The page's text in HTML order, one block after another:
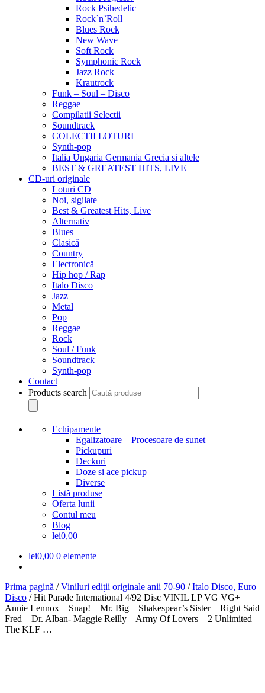
Rock Psihedelic
Rock`n`Roll
Blues Rock
New Wave
Soft Rock
Symphonic Rock
Jazz Rock
Krautrock
Funk – Soul – Disco
Reggae
Compilatii Selectii
Soundtrack
COLECTII LOTURI
Synth-pop
Italia Ungaria Germania Grecia si altele
BEST & GREATEST HITS, LIVE
CD-uri originale
Loturi CD
Noi, sigilate
Best & Greatest Hits, Live
Alternativ
Blues
Clasică
Country
Electronică
Hip hop / Rap
Italo Disco
Jazz
Metal
Pop
Reggae
Rock
Soul / Funk
Soundtrack
Synth-pop
Contact
Products search
Echipamente
Egalizatoare – Procesoare de sunet
Pickupuri
Deckuri
Doze si ace pickup
Diverse
Listă produse
Oferta lunii
Contul meu
Blog
lei0,00
lei0,00 0 elemente
Prima pagină /Viniluri ediții originale anii 70-90 /Italo Disco, Euro
Disco /Hit Parade International 4/92 Disc VINIL LP VG VG+
Annie Lennox – Snap! – Mr. Big – Shakespear’s Sister – Right Said
Fred – Dr. Alban- Maggie Reilly – Army Of Lovers – 2 Unlimited –
The KLF …